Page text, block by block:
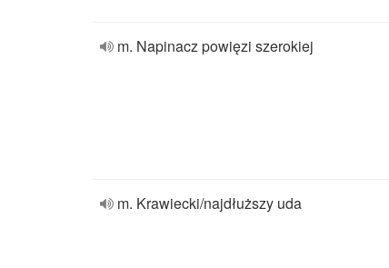
m. Napinacz powięzi szerokiej
m. Krawiecki/najdłuższy uda